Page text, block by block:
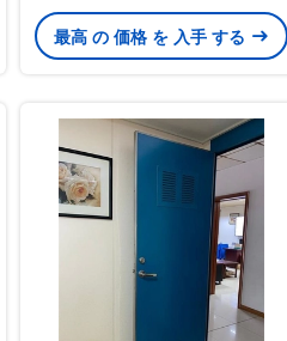
る鋼鉄ドア32x80 36x80
最高 の 価格 を 入手 する